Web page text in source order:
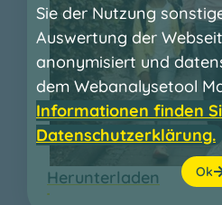
Sie der Nutzung
Auswertung der
anonymisiert und
dem Webanalysetool
Informationen finden
Datenschutzerklärung.
Ok